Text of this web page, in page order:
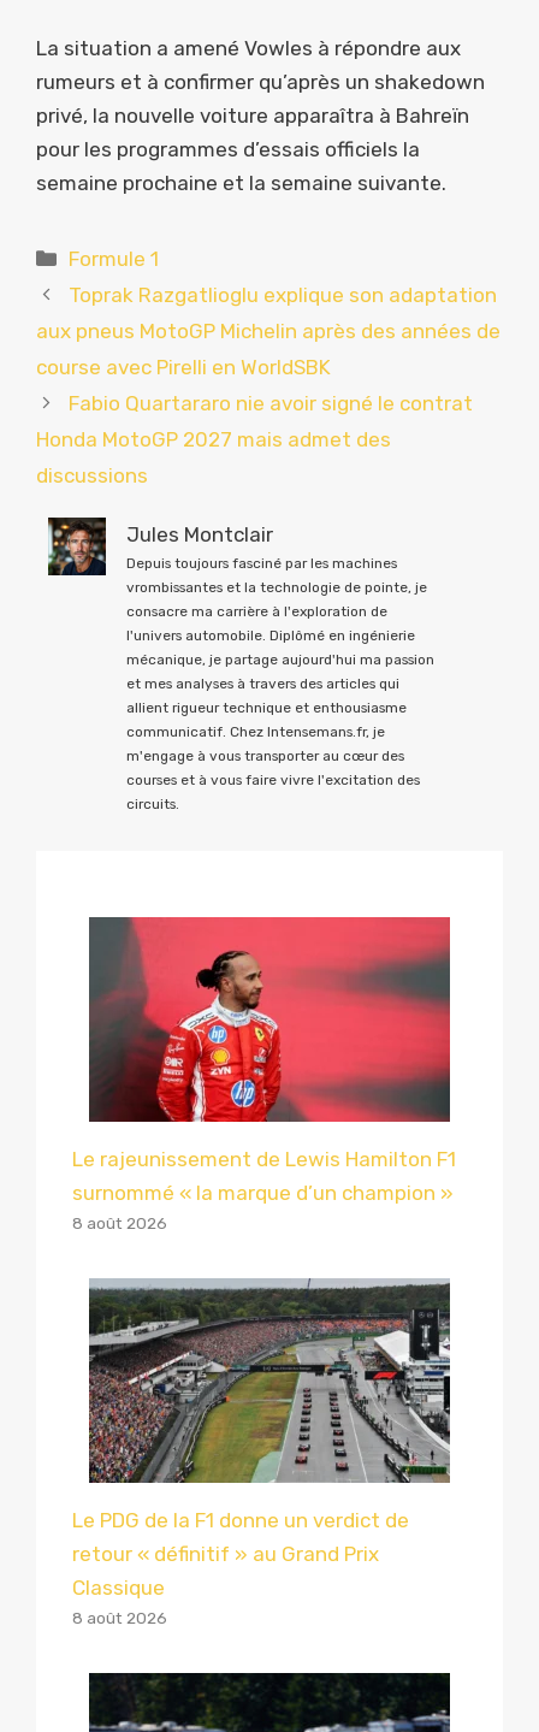
La situation a amené Vowles à répondre aux
rumeurs et à confirmer qu’après un shakedown
privé, la nouvelle voiture apparaîtra à Bahreïn
pour les programmes d’essais officiels la
semaine prochaine et la semaine suivante.
Catégories
Formule 1
Toprak Razgatlioglu explique son adaptation
aux pneus MotoGP Michelin après des années de
course avec Pirelli en WorldSBK
Fabio Quartararo nie avoir signé le contrat
Honda MotoGP 2027 mais admet des
discussions
Jules Montclair
Depuis toujours fasciné par les machines
vrombissantes et la technologie de pointe, je
consacre ma carrière à l'exploration de
l'univers automobile. Diplômé en ingénierie
mécanique, je partage aujourd'hui ma passion
et mes analyses à travers des articles qui
allient rigueur technique et enthousiasme
communicatif. Chez Intensemans.fr, je
m'engage à vous transporter au cœur des
courses et à vous faire vivre l'excitation des
circuits.
Le rajeunissement de Lewis Hamilton F1
surnommé « la marque d’un champion »
8 août 2026
Le PDG de la F1 donne un verdict de
retour « définitif » au Grand Prix
Classique
8 août 2026